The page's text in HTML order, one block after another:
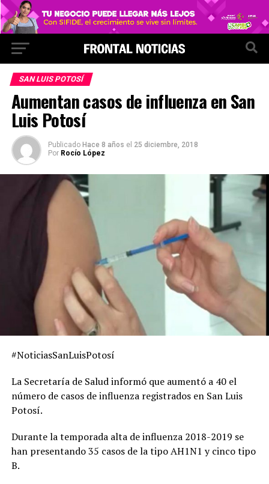
SAN LUIS POTOSÍ
Aumentan casos de influenza en San
Luis Potosí
Publicado Hace 8 años el 25 diciembre, 2018
Por Rocío López
#NoticiasSanLuisPotosí
La Secretaría de Salud informó que aumentó a 40 el
número de casos de influenza registrados en San Luis
Potosí.
Durante la temporada alta de influenza 2018-2019 se
han presentando 35 casos de la tipo AH1N1 y cinco tipo
B.